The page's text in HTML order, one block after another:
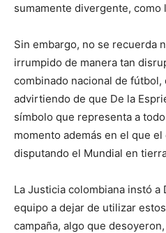
sumamente divergente, como
Sin embargo, no se recuerda
irrumpido de manera tan
combinado nacional de fútbol,
advirtiendo de que De la
símbolo que representa a
momento además en el que
disputando el Mundial en
La Justicia colombiana instó a
equipo a dejar de utilizar
campaña, algo que